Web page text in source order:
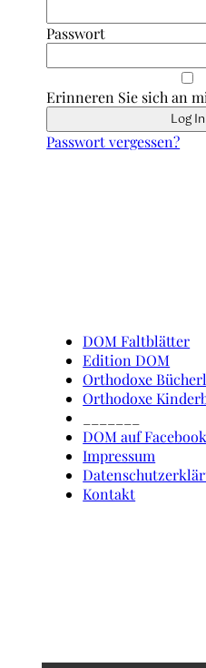
Passwort
Erinneren Sie sich an
Passwort vergessen?
DOM Faltblätter
Edition DOM
Orthodoxe
Orthodoxe
DOM auf Facebook
Impressum
Kontakt